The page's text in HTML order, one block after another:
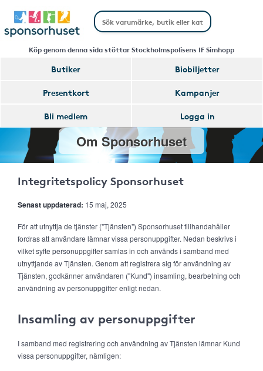
Köp genom denna sida stöttar Stockholmspolisens IF Simhopp
Butiker
Biobiljetter
Presentkort
Kampanjer
Bli medlem
Logga in
Om Sponsorhuset
Integritetspolicy Sponsorhuset
Senast uppdaterad: 15 maj, 2025
För att utnyttja de tjänster ("Tjänsten") Sponsorhuset tillhandahåller
fordras att användare lämnar vissa personuppgifter. Nedan beskrivs i
vilket syfte personuppgifter samlas in och används i samband med
utnyttjande av Tjänsten. Genom att registrera sig för användning av
Tjänsten, godkänner användaren ("Kund") insamling, bearbetning och
användning av personuppgifter enligt nedan.
Insamling av personuppgifter
I samband med registrering och användning av Tjänsten lämnar Kund
vissa personuppgifter, nämligen: